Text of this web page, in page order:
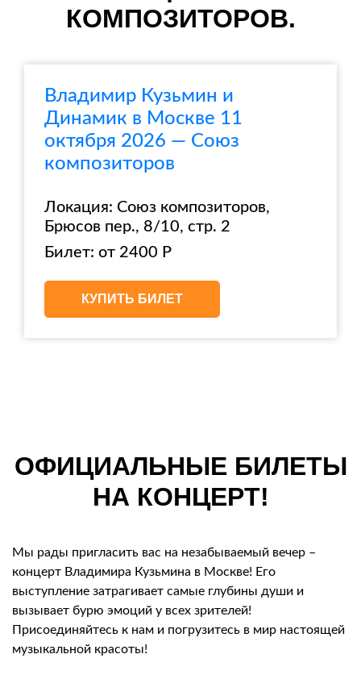
КОМПОЗИТОРОВ.
Владимир Кузьмин и
Динамик в Москве 11
октября 2026 — Союз
композиторов
Локация: Союз композиторов,
Брюсов пер., 8/10, стр. 2
Билет: от 2400 Р
КУПИТЬ БИЛЕТ
ОФИЦИАЛЬНЫЕ БИЛЕТЫ
НА КОНЦЕРТ!
Мы рады пригласить вас на незабываемый вечер –
концерт Владимира Кузьмина в Москве! Его
выступление затрагивает самые глубины души и
вызывает бурю эмоций у всех зрителей!
Присоединяйтесь к нам и погрузитесь в мир настоящей
музыкальной красоты!